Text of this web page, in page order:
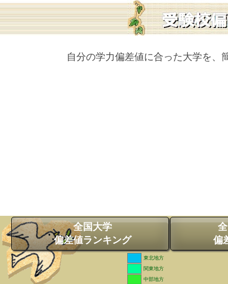
自分の学力偏差値に合った大学を、
全国大学
偏差値ランキング
偏
東北地方
関東地方
中部地方